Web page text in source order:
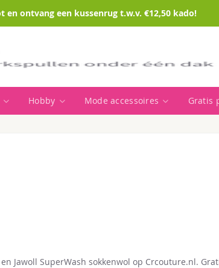
ontvang een kussenrug t.w.v. €12,50 kado!
Hobby Mode accessoires Gratis
Jawoll SuperWash sokkenwol op Crcouture.nl.